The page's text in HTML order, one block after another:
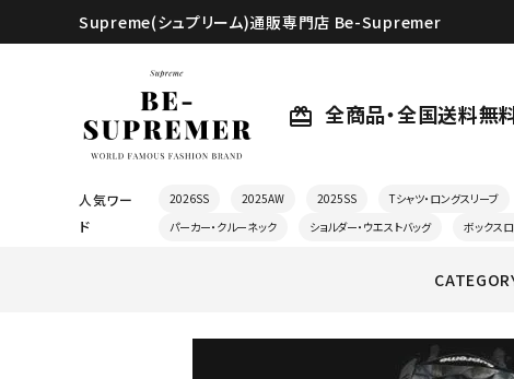
Supreme(シュプリーム)通販専門店 Be-Supremer
card_giftcard 全商品・全国送料無料
人気ワー
ド
2026SS 2025AW 2025SS Tシャツ・ロングスリーブ
パーカー・クルーネック
ショルダー・ウエストバッグ ボックス